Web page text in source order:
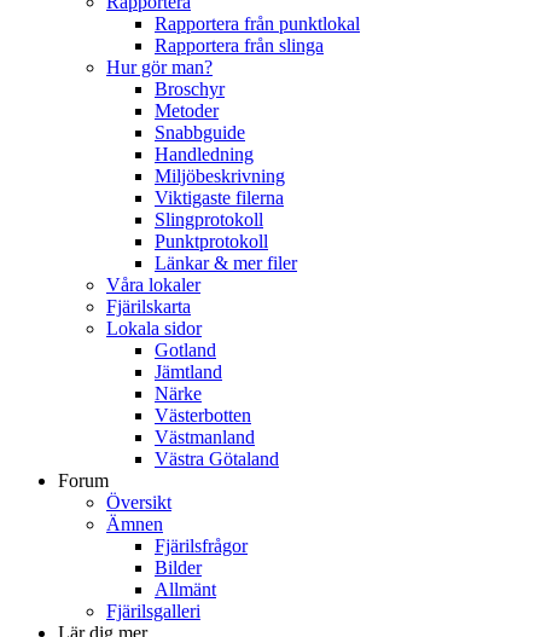
Rapportera från punktlokal
Rapportera från slinga
Hur gör man?
Broschyr
Metoder
Snabbguide
Handledning
Miljöbeskrivning
Viktigaste filerna
Slingprotokoll
Punktprotokoll
Länkar & mer filer
Våra lokaler
Fjärilskarta
Lokala sidor
Gotland
Jämtland
Närke
Västerbotten
Västmanland
Västra Götaland
Forum
Översikt
Ämnen
Fjärilsfrågor
Bilder
Allmänt
Fjärilsgalleri
Lär dig mer